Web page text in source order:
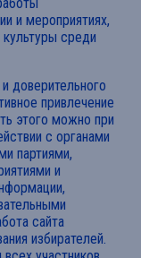
и мероприятиях,
среди
доверительного
привлечение
этого можно при
с органами
партиями,
и
сайта
избирателей.